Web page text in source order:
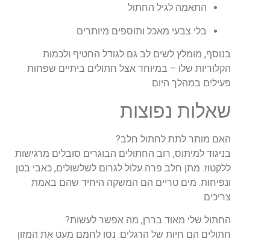
התאמה לגיל החתול
בלי צבעי מאכל ותוספים מיותרים
בנוסף, מומלץ לשים לב גם לגודל החטיף ולכמות
הקלוריות שלו – במיוחד אצל חתולים ביתיים שפחות
פעילים במהלך היום.
שאלות נפוצות
האם מותר לתת לחתול חלב?
בניגוד למיתוס, רוב החתולים הבוגרים סובלים מרגישות
ללקטוז. מתן חלב פרה עלול לגרום לשלשולים, כאבי בטן
ונפיחות. מים טריים הם המשקה היחיד שהם באמת
צריכים.
החתול שלי מאוד בררן, מה אפשר לעשות?
חתולים הם חיות של הרגלים. נסו לחמם מעט את המזון